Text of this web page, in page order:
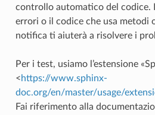
controllo automatico del codice.
errori o il codice che usa metodi
notifica ti aiuterà a risolvere i
Per i test, usiamo l’estensione
<https://www.sphinx-
doc.org/en/master/usage/
Fai riferimento alla